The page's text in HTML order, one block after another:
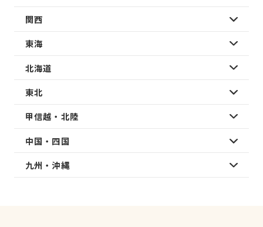
関西
東海
北海道
東北
甲信越・北陸
中国・四国
九州・沖縄